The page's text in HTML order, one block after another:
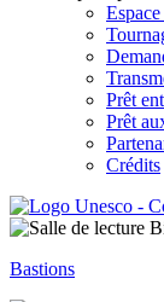
Espace
Prêt
Prêt
Crédits
Bastions